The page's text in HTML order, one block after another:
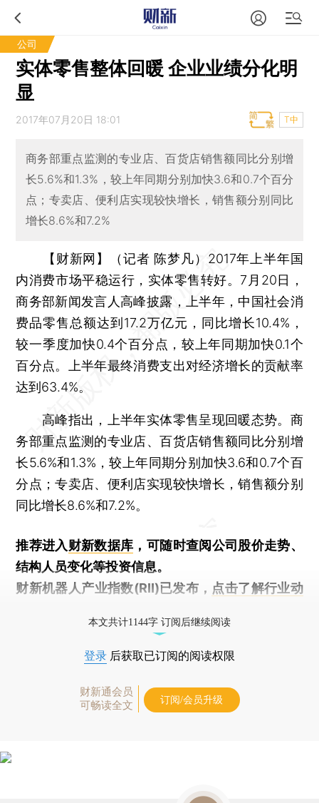
公司
实体零售整体回暖 企业业绩分化明
显
2017年07月20日 18:01 T中
商务部重点监测的专业店、百货店销售额同比分别增
长5.6%和1.3%，较上年同期分别加快3.6和0.7个百分
点；专卖店、便利店实现较快增长，销售额分别同比
增长8.6%和7.2%
【财新网】（记者 陈梦凡） 2017年上半年国
内消费市场平稳运行，实体零售转好。7月20日，
商务部新闻发言人高峰披露，上半年，中国社会消
费品零售总额达到17.2万亿元，同比增长10.4%，
较一季度加快0.4个百分点，较上年同期加快0.1个
百分点。上半年最终消费支出对经济增长的贡献率
达到63.4%。
高峰指出，上半年实体零售呈现回暖态势。商
务部重点监测的专业店、百货店销售额同比分别增
长5.6%和1.3%，较上年同期分别加快3.6和0.7个百
分点；专卖店、便利店实现较快增长，销售额分别
同比增长8.6%和7.2%。
推荐进入财新数据库 ，可随时查阅公司股价走势、
结构人员变化等投资信息。
财新机器人产业指数(RII)已发布， 点击了解行业动
本文共计1144字 订阅后继续阅读
登录 后获取已订阅的阅读权限
财新通会员
可畅读全文
订阅/会员升级